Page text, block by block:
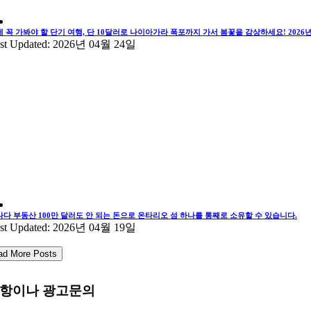
꼭 가봐야 할 단기 여행, 단 10달러로 나이아가라 폭포까지 가서 봄꽃을 감상하세요! 2026
Updated: 2026년 04월 24일
다 부동산 100만 달러도 안 되는 돈으로 온타리오 섬 하나를 통째로 소유할 수 있습니다.
Updated: 2026년 04월 19일
More Posts
이나 광고문의